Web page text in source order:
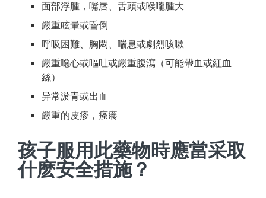
面部浮腫，嘴唇、舌頭或喉嚨腫大
嚴重眩暈或昏倒
呼吸困難、胸悶、喘息或劇烈咳嗽
嚴重噁心或嘔吐或嚴重腹瀉（可能帶血或紅血
絲）
异常淤青或出血
嚴重的皮疹，瘙癢
孩子服用此藥物時應當采取
什麽安全措施？